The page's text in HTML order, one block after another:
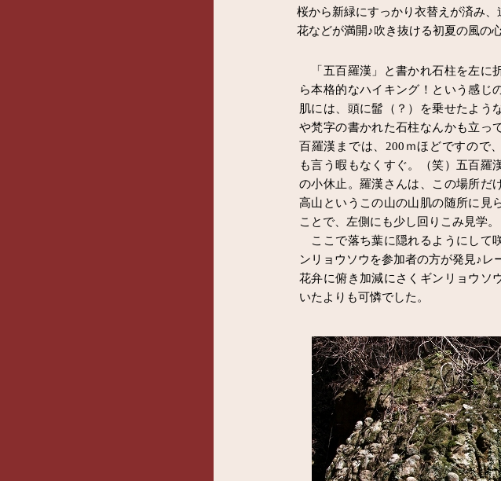
桜から新緑にすっかり衣替えが済み
花などが満開♪吹き抜ける初夏の風の
「五百羅漢」と書かれ石柱を左に
ら本格的なハイキング！という感じ
肌には、頭に髷（？）を乗せたよう
や梵字の書かれた石柱なんかも立っ
百羅漢までは、200ｍほどですので
も言う暇もなくすぐ。（笑）五百羅
の小休止。羅漢さんは、この場所だ
高山というこの山の山肌の随所に見
ことで、左側にも少し回りこみ見学。
ここで落ち葉に隠れるようにして
ンリョウソウを参加者の方が発見♪レ
花弁に俯き加減にさくギンリョウソ
いたよりも可憐でした。